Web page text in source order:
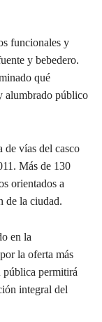
funcionales y
y bebedero.
qué
alumbrado público
de vías del casco
Más de 130
orientados a
de la ciudad.
en la
la oferta más
pública permitirá
integral del